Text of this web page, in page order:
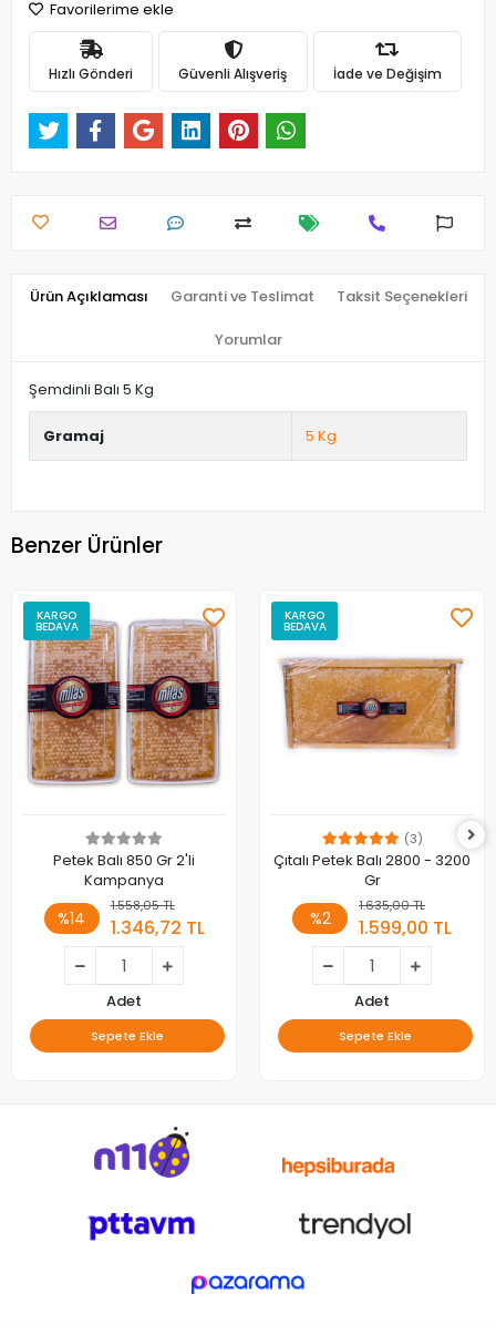
Favorilerime ekle
Hızlı Gönderi Güvenli Alışveriş İade ve Değişim
Ürün Açıklaması Garanti ve Teslimat Taksit Seçenekleri
Yorumlar
Şemdinli Balı 5 Kg
Gramaj 5 Kg
Benzer Ürünler
KARGO
BEDAVA
Petek Balı 850 Gr 2'li
Kampanya
%14
1.558,05 TL
1.346,72 TL
Adet
Sepete Ekle
KARGO
BEDAVA
(3)
Çıtalı Petek Balı 2800 - 3200
Gr
%2
1.635,00 TL
1.599,00 TL
Adet
Sepete Ekle